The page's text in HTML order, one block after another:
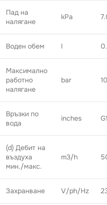
Пад на
налягане
kPa
Воден обем l
Максимално
работно
налягане
bar 10
Връзки по
вода
inches
(d) Дебит на
въздуха
мин./макс.
m3/h
Захранване V/ph/Hz